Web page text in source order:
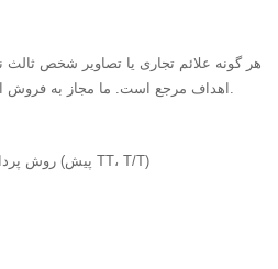
هر گونه علائم تجاری یا تصاویر شخص
اهداف مرجع است. ما مجاز به فروش اقلامی با چنین علائم تجاری نیستیم.
روش پرداخت: انتقال تلگرافی پیش پرداخت (پیش TT، T/T)